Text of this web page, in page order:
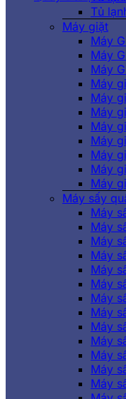
Tủ
Máy giặt
Máy
Máy
Máy
Máy
Máy
Máy
Máy
Máy
Máy
Máy
Máy
Máy sấy
Máy
Máy
Máy
Máy
Máy
Máy
Máy
Máy
Máy
Máy
Máy
Máy
Máy